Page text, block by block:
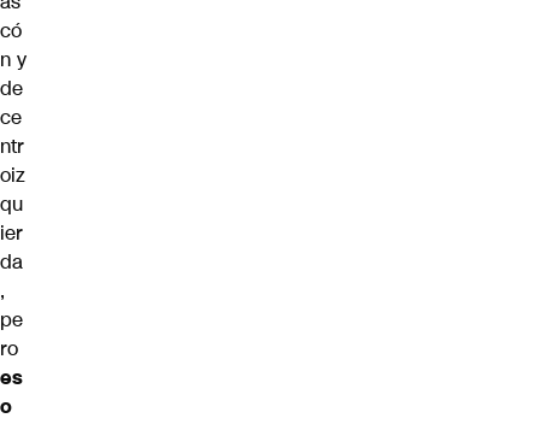
có
n y
de
ce
ntr
oiz
qu
ier
da
,
pe
ro
es
o